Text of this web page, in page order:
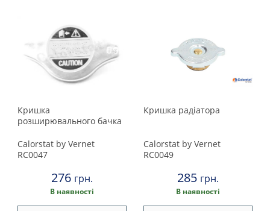
Кришка
розширювального бачка
Calorstat by Vernet
RC0047
276 грн.
В наявності
Кришка радіатора
Calorstat by Vernet
RC0049
285 грн.
В наявності